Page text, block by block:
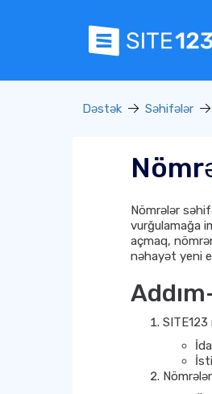
Dəstək Səhifələr
Nömrələr
vurğulamağa
açmaq,
nəhayət yeni